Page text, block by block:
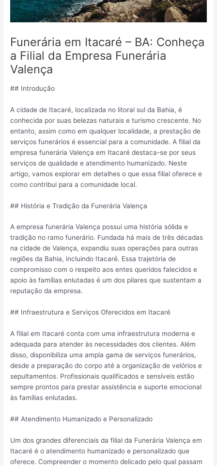
Funerária em Itacaré – BA: Conheça
a Filial da Empresa Funerária
Valença
## Introdução
A cidade de Itacaré, localizada no litoral sul da Bahia, é
conhecida por suas belezas naturais e turismo crescente. No
entanto, assim como em qualquer localidade, a prestação de
serviços funerários é essencial para a comunidade. A filial da
empresa funerária Valença em Itacaré destaca-se por seus
serviços de qualidade e atendimento humanizado. Neste
artigo, vamos explorar em detalhes o que essa filial oferece e
como contribui para a comunidade local.
## História e Tradição da Funerária Valença
A empresa funerária Valença possui uma história sólida e
tradição no ramo funerário. Fundada há mais de três décadas
na cidade de Valença, expandiu suas operações para outras
regiões da Bahia, incluindo Itacaré. Essa trajetória de
compromisso com o respeito aos entes queridos falecidos e
apoio às famílias enlutadas é um dos pilares que sustentam a
reputação da empresa.
## Infraestrutura e Serviços Oferecidos em Itacaré
A filial em Itacaré conta com uma infraestrutura moderna e
adequada para atender às necessidades dos clientes. Além
disso, disponibiliza uma ampla gama de serviços funerários,
desde a preparação do corpo até a organização de velórios e
sepultamentos. Profissionais qualificados e sensíveis estão
sempre prontos para prestar assistência e suporte emocional
às famílias enlutadas.
## Atendimento Humanizado e Personalizado
Um dos grandes diferenciais da filial da Funerária Valença em
Itacaré é o atendimento humanizado e personalizado que
oferece. Compreender o momento delicado pelo qual passam